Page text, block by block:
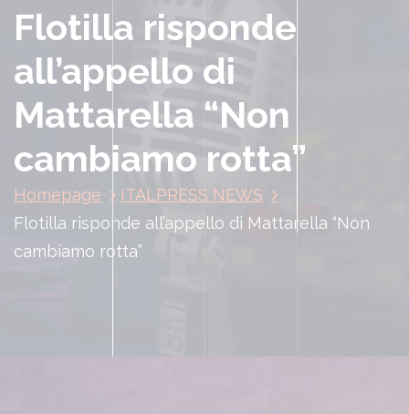
Flotilla risponde
all’appello di
Mattarella “Non
cambiamo rotta”
Homepage
ITALPRESS NEWS
Flotilla risponde all’appello di Mattarella “Non
cambiamo rotta”